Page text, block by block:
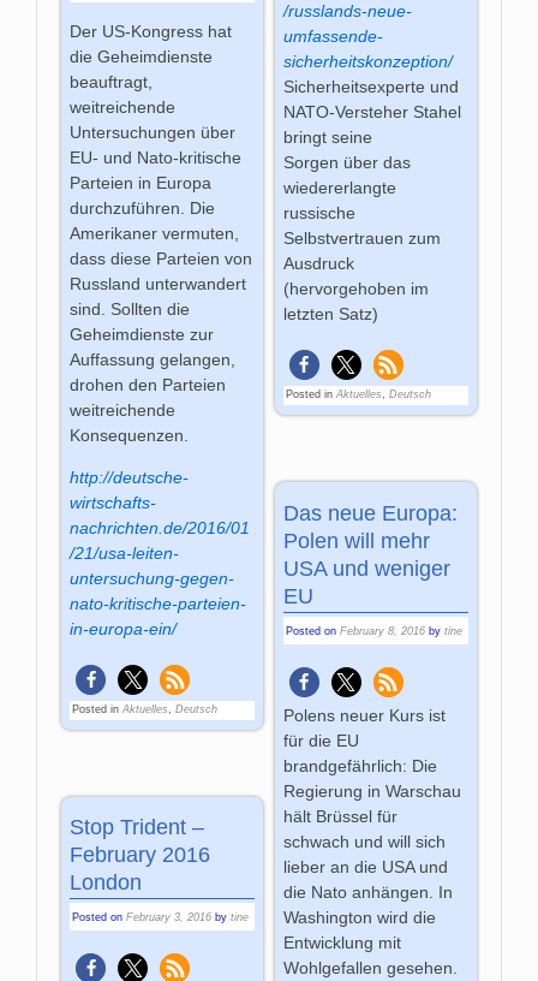
/russlands-neue-
umfassende-
sicherheitskonzeption/
Sicherheitsexperte und
NATO-Versteher Stahel
bringt seine
Sorgen über das
wiedererlangte
russische
Selbstvertrauen zum
Ausdruck
(hervorgehoben im
letzten Satz)
Posted in Aktuelles, Deutsch
Der US-Kongress hat
die Geheimdienste
beauftragt,
weitreichende
Untersuchungen über
EU- und Nato-kritische
Parteien in Europa
durchzuführen. Die
Amerikaner vermuten,
dass diese Parteien von
Russland unterwandert
sind. Sollten die
Geheimdienste zur
Auffassung gelangen,
drohen den Parteien
weitreichende
Konsequenzen.
http://deutsche-
wirtschafts-
nachrichten.de/2016/01
/21/usa-leiten-
untersuchung-gegen-
nato-kritische-parteien-
in-europa-ein/
Posted in Aktuelles ,Deutsch
Das neue Europa:
Polen will mehr
USA und weniger
EU
Posted on February 8, 2016 by tine
Polens neuer Kurs ist
für die EU
brandgefährlich: Die
Regierung in Warschau
hält Brüssel für
schwach und will sich
lieber an die USA und
die Nato anhängen. In
Washington wird die
Entwicklung mit
Wohlgefallen gesehen.
Stop Trident –
February 2016
London
Posted onFebruary 3, 2016 bytine